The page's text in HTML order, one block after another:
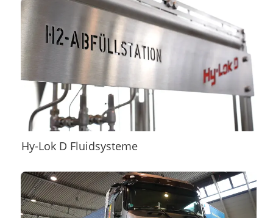
Hy-Lok D Fluidsysteme